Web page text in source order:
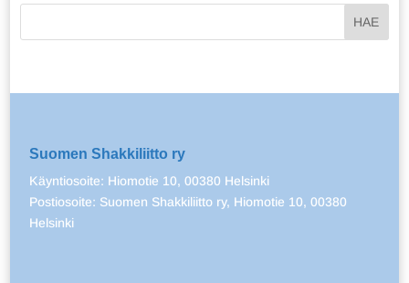
Suomen Shakkiliitto ry
Käyntiosoite: Hiomotie 10, 00380 Helsinki
Postiosoite: Suomen Shakkiliitto ry, Hiomotie 10, 00380
Helsinki